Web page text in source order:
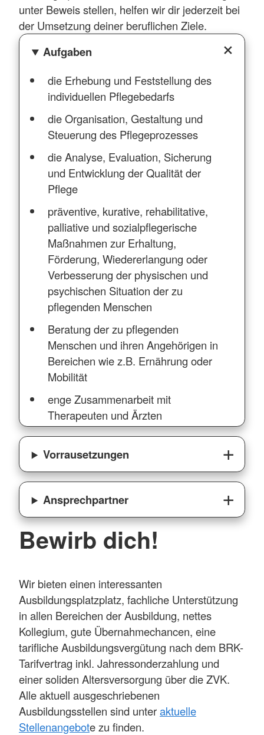
unter Beweis stellen, helfen wir dir jederzeit bei
der Umsetzung deiner beruflichen Ziele.
Aufgaben
die Erhebung und Feststellung des
individuellen Pflegebedarfs
die Organisation, Gestaltung und
Steuerung des Pflegeprozesses
die Analyse, Evaluation, Sicherung
und Entwicklung der Qualität der
Pflege
präventive, kurative, rehabilitative,
palliative und sozialpflegerische
Maßnahmen zur Erhaltung,
Förderung, Wiedererlangung oder
Verbesserung der physischen und
psychischen Situation der zu
pflegenden Menschen
Beratung der zu pflegenden
Menschen und ihren Angehörigen in
Bereichen wie z.B. Ernährung oder
Mobilität
enge Zusammenarbeit mit
Therapeuten und Ärzten
Vorrausetzungen
Ansprechpartner
Bewirb dich!
Wir bieten einen interessanten
Ausbildungsplatzplatz, fachliche Unterstützung
in allen Bereichen der Ausbildung, nettes
Kollegium, gute Übernahmechancen, eine
tarifliche Ausbildungsvergütung nach dem BRK-
Tarifvertrag inkl. Jahressonderzahlung und
einer soliden Altersversorgung über die ZVK.
Alle aktuell ausgeschriebenen
Ausbildungsstellen sind unteraktuelle
Stellenangebote zu finden.